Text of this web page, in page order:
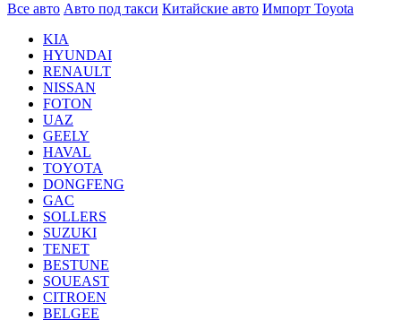
Все авто Авто под такси Китайские авто Импорт Toyota
KIA
HYUNDAI
RENAULT
NISSAN
FOTON
UAZ
GEELY
HAVAL
TOYOTA
DONGFENG
GAC
SOLLERS
SUZUKI
TENET
BESTUNE
SOUEAST
CITROEN
BELGEE